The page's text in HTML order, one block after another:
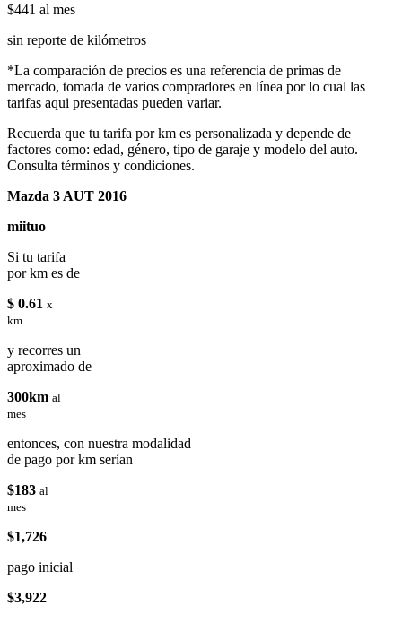
$441 al mes
sin reporte de kilómetros
*La comparación de precios es una referencia de primas de
mercado, tomada de varios compradores en línea por lo cual las
tarifas aqui presentadas pueden variar.
Recuerda que tu tarifa por km es personalizada y depende de
factores como: edad, género, tipo de garaje y modelo del auto.
Consulta términos y condiciones.
Mazda 3 AUT 2016
miituo
Si tu tarifa
por km es de
$ 0.61 x
km
y recorres un
aproximado de
300km al
mes
entonces, con nuestra modalidad
de pago por km serían
$183 al
mes
$1,726
pago inicial
$3,922